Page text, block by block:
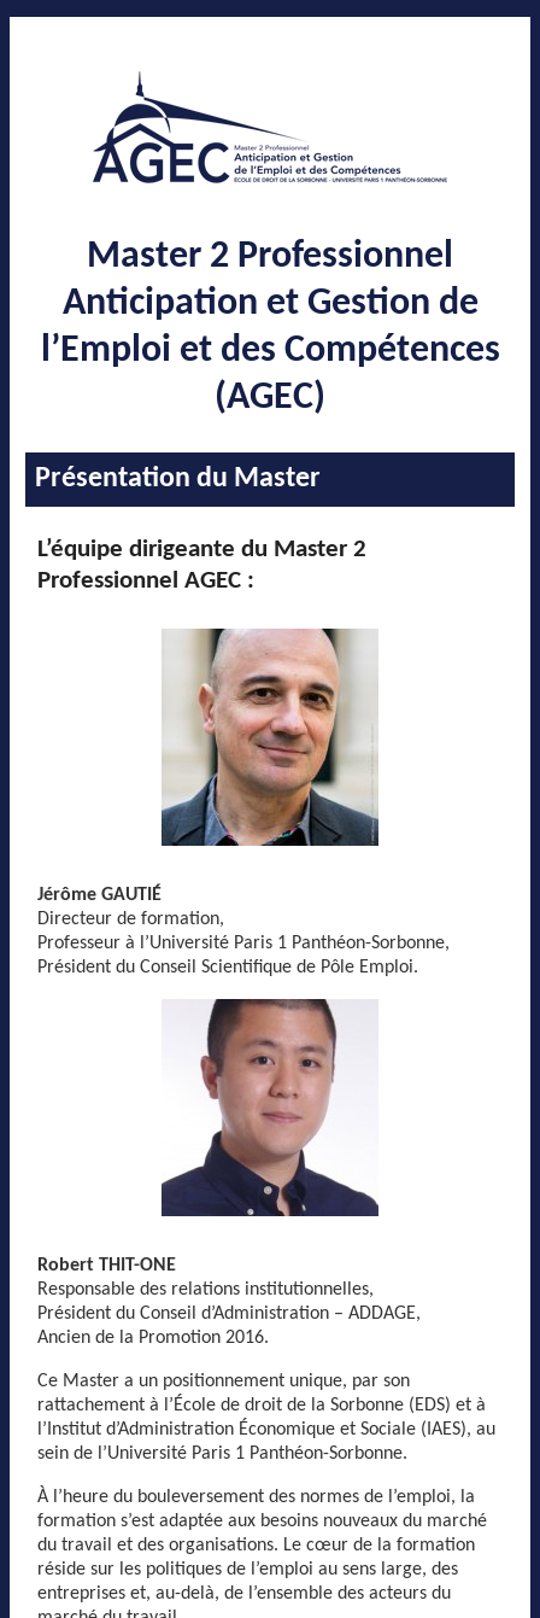
Master 2 Professionnel
Anticipation et Gestion de
l’Emploi et des Compétences
(AGEC)
Présentation du Master
L’équipe dirigeante du Master 2
Professionnel AGEC :
Jérôme GAUTIÉ
Directeur de formation,
Professeur à l’Université Paris 1 Panthéon-Sorbonne,
Président du Conseil Scientifique de Pôle Emploi.
Robert THIT-ONE
Responsable des relations institutionnelles,
Président du Conseil d’Administration – ADDAGE,
Ancien de la Promotion 2016.
Ce Master a un positionnement unique, par son
rattachement à l’École de droit de la Sorbonne (EDS) et à
l’Institut d’Administration Économique et Sociale (IAES), au
sein de l’Université Paris 1 Panthéon-Sorbonne.
À l’heure du bouleversement des normes de l’emploi, la
formation s’est adaptée aux besoins nouveaux du marché
du travail et des organisations. Le cœur de la formation
réside sur les politiques de l’emploi au sens large, des
entreprises et, au-delà, de l’ensemble des acteurs du